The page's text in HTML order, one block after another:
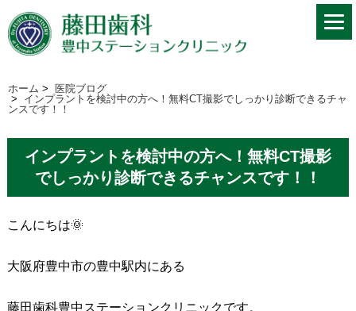
ホーム > 医院ブログ
> インプラントを検討中の方へ！無料CT撮影でしっかり診断できるチャ
ンスです！！
インプラントを検討中の方へ！無料CT撮影
でしっかり診断できるチャンスです！！
こんにちは🌞
大阪府豊中市の豊中駅内にある
藤田歯科豊中ステーションクリニックです。